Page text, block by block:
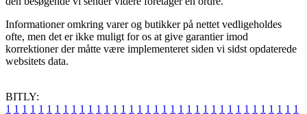
Informationer omkring varer og butikker på nettet vedligeholdes
ofte, men det er ikke muligt for os at give garantier imod
korrektioner der måtte være implementeret siden vi sidst opdaterede
websitets data.
BITLY:
1 1 1 1 1 1 1 1 1 1 1 1 1 1 1 1 1 1 1 1 1 1 1 1 1 1 1 1 1 1 1 1 1 1 1 1